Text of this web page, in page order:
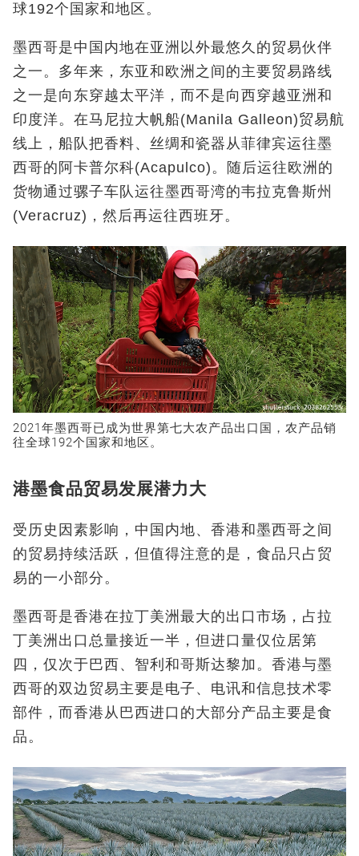
球192个国家和地区。
墨西哥是中国内地在亚洲以外最悠久的贸易伙伴
之一。多年来，东亚和欧洲之间的主要贸易路线
之一是向东穿越太平洋，而不是向西穿越亚洲和
印度洋。在马尼拉大帆船(Manila Galleon)贸易航
线上，船队把香料、丝绸和瓷器从菲律宾运往墨
西哥的阿卡普尔科(Acapulco)。随后运往欧洲的
货物通过骡子车队运往墨西哥湾的韦拉克鲁斯州
(Veracruz) ，然后再运往西班牙。
2021 年墨西哥已成为世界第七大农产品出口国，农产品销
往全球192个国家和地区。
港墨食品贸易发展潜力大
受历史因素影响，中国内地、香港和墨西哥之间
的贸易持续活跃，但值得注意的是，食品只占贸
易的一小部分。
墨西哥是香港在拉丁美洲最大的出口市场，占拉
丁美洲出口总量接近一半，但进口量仅位居第
四，仅次于巴西、智利和哥斯达黎加。香港与墨
西哥的双边贸易主要是电子、电讯和信息技术零
部件，而香港从巴西进口的大部分产品主要是食
品。